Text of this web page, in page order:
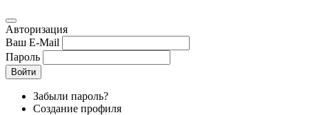
Авторизация
Ваш E-Mail
Пароль
Войти
Забыли пароль?
Создание профиля